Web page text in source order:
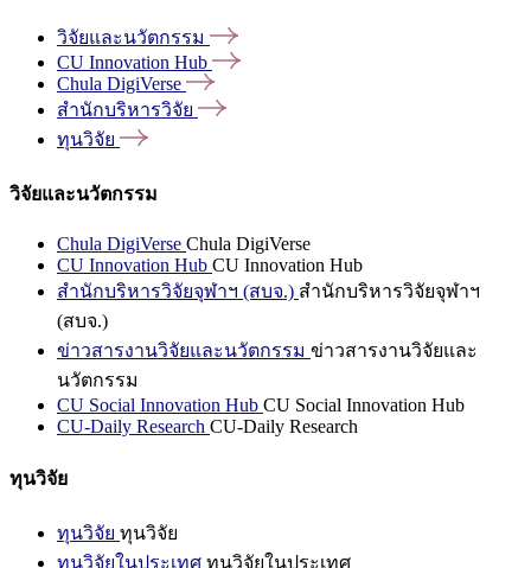
วิจัยและนวัตกรรม
CU Innovation Hub
Chula DigiVerse
สำนักบริหารวิจัย
ทุนวิจัย
วิจัยและนวัตกรรม
Chula DigiVerse Chula DigiVerse
CU Innovation Hub CU Innovation Hub
สำนักบริหารวิจัยจุฬาฯ (สบจ.) สำนักบริหารวิจัยจุฬาฯ
(สบจ.)
ข่าวสารงานวิจัยและนวัตกรรม ข่าวสารงานวิจัยและ
นวัตกรรม
CU Social Innovation Hub CU Social Innovation Hub
CU-Daily Research CU-Daily Research
ทุนวิจัย
ทุนวิจัย ทุนวิจัย
ทุนวิจัยในประเทศ ทุนวิจัยในประเทศ